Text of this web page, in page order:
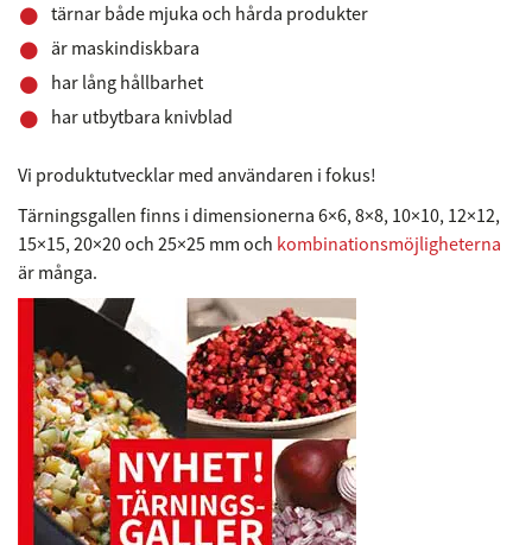
tärnar både mjuka och hårda produkter
är maskindiskbara
har lång hållbarhet
har utbytbara knivblad
Vi produktutvecklar med användaren i fokus!
Tärningsgallen finns i dimensionerna 6×6, 8×8, 10×10, 12×12,
15×15, 20×20 och 25×25 mm och kombinationsmöjligheterna
är många.